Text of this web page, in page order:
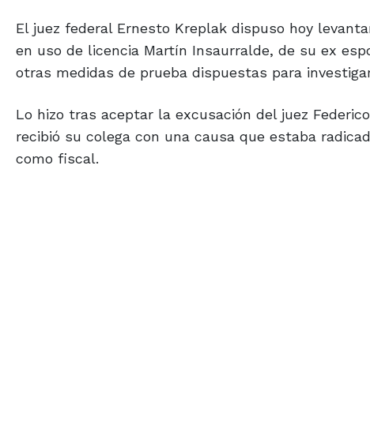
El juez federal Ernesto Kreplak dispuso hoy
en uso de licencia Martín Insaurralde, de su ex
otras medidas de prueba dispuestas para
Lo hizo tras aceptar la excusación del juez
recibió su colega con una causa que estaba
como fiscal.